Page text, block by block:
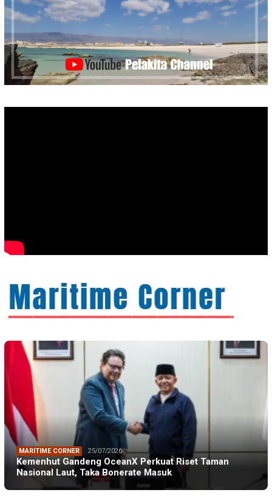
MARITIME CORNER 25/07/2026
Kemenhut Gandeng OceanX Perkuat Riset Taman
Nasional Laut, Taka Bonerate Masuk